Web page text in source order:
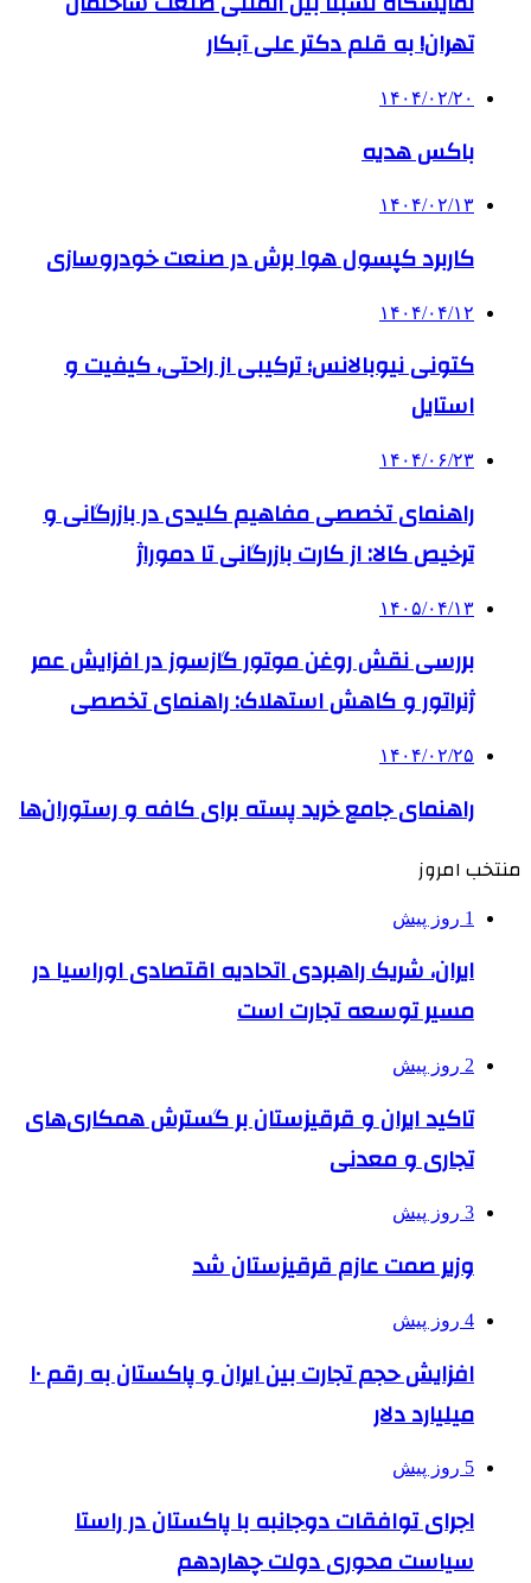
تهران! به قلم دکتر علی آبکار
۱۴۰۴/۰۲/۲۰
باکس هدیه
۱۴۰۴/۰۲/۱۳
کاربرد کپسول هوا برش در صنعت خودروسازی
۱۴۰۴/۰۴/۱۲
کتونی نیوبالانس؛ ترکیبی از راحتی، کیفیت و
استایل
۱۴۰۴/۰۶/۲۳
راهنمای تخصصی مفاهیم کلیدی در بازرگانی و
ترخیص کالا: از کارت بازرگانی تا دموراژ
۱۴۰۵/۰۴/۱۳
بررسی نقش روغن موتور گازسوز در افزایش عمر
ژنراتور و کاهش استهلاک: راهنمای تخصصی
۱۴۰۴/۰۲/۲۵
راهنمای جامع خرید پسته برای کافه و رستوران‌ها
منتخب امروز
1 روز پیش
ایران، شریک راهبردی اتحادیه اقتصادی اوراسیا در
مسیر توسعه تجارت است
2 روز پیش
تاکید ایران و قرقیزستان بر گسترش همکاری‌های
تجاری و معدنی
3 روز پیش
وزیر صمت عازم قرقیزستان شد
4 روز پیش
افزایش حجم تجارت بین ایران و پاکستان به رقم ۱۰
میلیارد دلار
5 روز پیش
اجرای توافقات دوجانبه با پاکستان در راستا
سیاست محوری دولت چهاردهم